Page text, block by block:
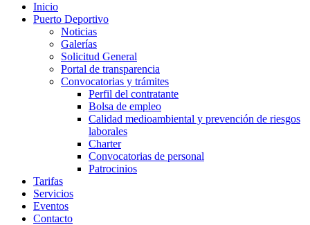
Inicio
Puerto Deportivo
Noticias
Galerías
Solicitud General
Portal de transparencia
Convocatorias y trámites
Perfil del contratante
Bolsa de empleo
Calidad medioambiental y prevención de riesgos
laborales
Charter
Convocatorias de personal
Patrocinios
Tarifas
Servicios
Eventos
Contacto